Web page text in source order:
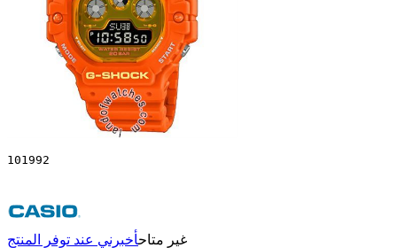
101992
غير متاحأخبرني عند توفر المنتج